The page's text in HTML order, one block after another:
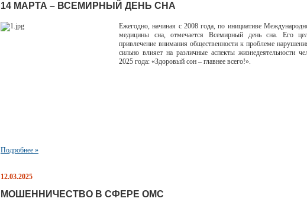
14 МАРТА – ВСЕМИРНЫЙ ДЕНЬ СНА
Ежегодно, начиная с 2008 года, по инициативе
медицины сна, отмечается Всемирный день сна. Его
привлечение внимания общественности к проблеме
сильно влияет на различные аспекты жизнедеятельности
2025 года: «Здоровый сон – главнее всего!».
Подробнее »
12.03.2025
МОШЕННИЧЕСТВО В СФЕРЕ ОМС